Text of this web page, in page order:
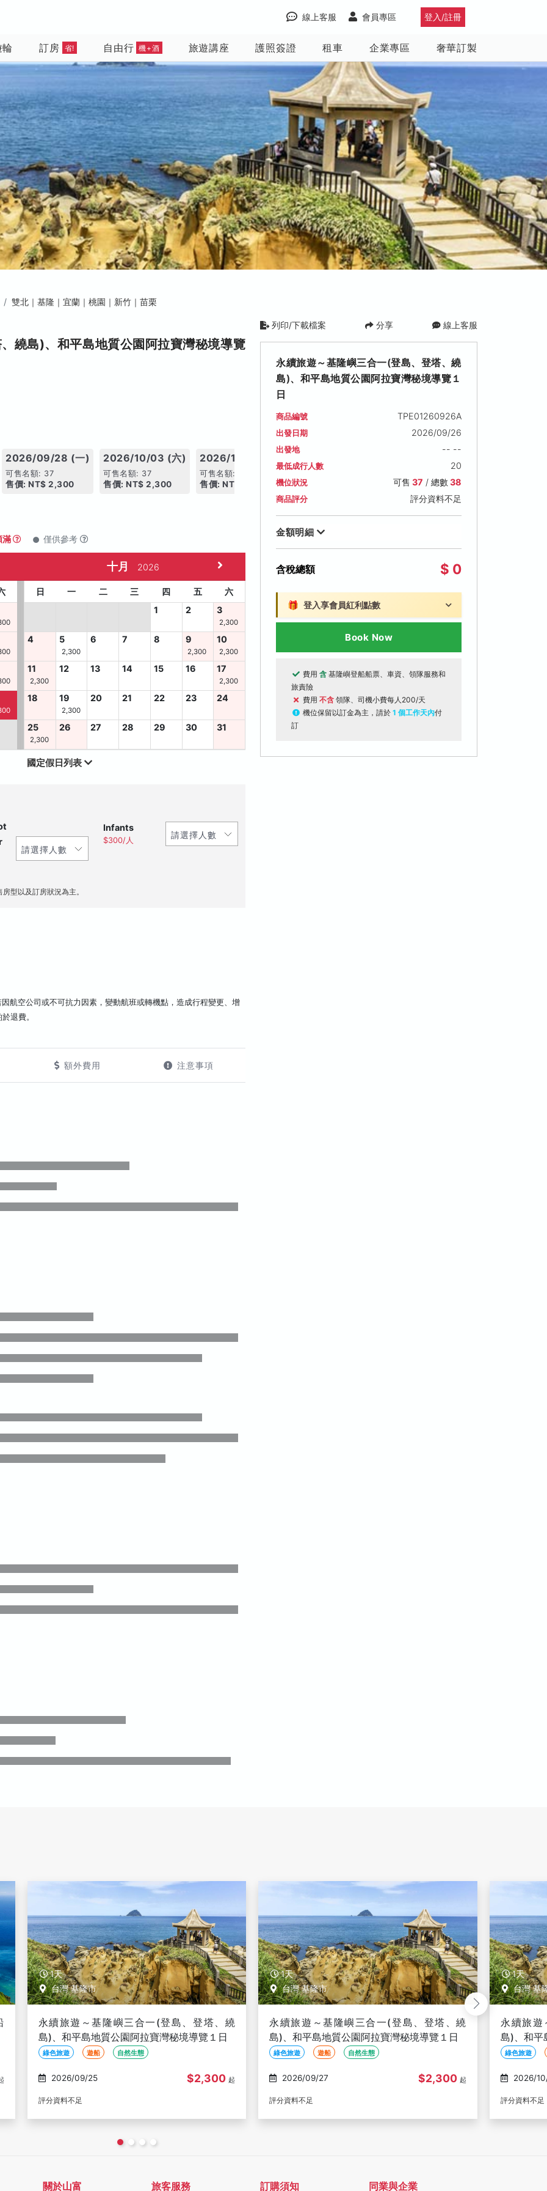
登入/註冊
會員專區
線上客服
訂房 省! 自由行 機+酒 旅遊講座 護照簽證 租車 企業專區 奢華訂製
雙北｜基隆｜宜蘭｜桃園｜新竹｜苗栗
繞島)、和平島地質公園阿拉寶灣秘境導覽
2026/09/28 (一)
可售名額: 37
售價: NT$ 2,300
2026/10/03 (六)
可售名額: 37
售價: NT$ 2,300
2026/10/05 (一)
可售名額: 37
售價: NT$ 2,300 售價: NT$ 2,300 售價: NT$ 2,300
滿 僅供參考
十月 2026
日 一 二 三 四 五
六
1
2 3
2,300
4 5
2,300
6 7 8 9
2,300
10
2,300
11
2,300
12 13 14 15 16 17
2,300
18 19
2,300
20 21 22 23 24
25
2,300
26 27 28 29 30 31
國定假日列表
Infants
$300/人
型以及訂房狀況為主。
航空公司或不可抗力因素，變動航班或轉機點，造成行程變更、增
退費。
額外費用 注意事項
列印/下載檔案 分享 線上客服
永續旅遊～基隆嶼三合一(登島、登塔、繞
島)、和平島地質公園阿拉寶灣秘境導覽１
日
商品編號 TPE01260926A
出發日期 2026/09/26
出發地 -- --
最低成行人數 20
機位狀況 可售 37 / 總數38
商品評分 評分資料不足
金額明細
含稅總額 $ 0
🎁 登入享會員紅利點數
Book Now
費用 含 基隆嶼登船船票、車資、領隊服務和
旅責險
費用 不含 領隊、司機小費每人200/天
機位保留以訂金為主，請於 1 個工作天內付
訂
1天
台灣 基隆市
永續旅遊～基隆嶼三合一(登島、登塔、繞
島)、和平島地質公園阿拉寶灣秘境導覽１日
綠色旅遊 遊船 自然生態
2026/09/27 $2,300 起
評分資料不足
1天
台灣 基隆市
永續旅遊～基隆嶼三合一(登島、登塔、繞
島)、和平島地質公園阿拉寶灣秘境導覽１日
綠色旅遊 遊船 自然生態
2026/10/09 $2,300 起
評分資料不足
1天
台灣 基
永續旅遊
島)、和平
綠色旅遊
2026/
評分資料不足
關於山富 旅客服務 訂購須知 同業與企業